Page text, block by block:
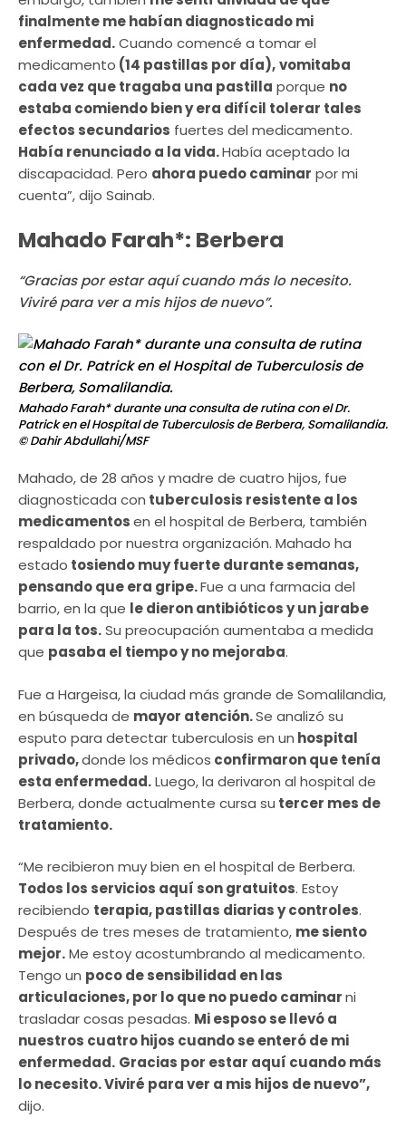
finalmente me habían diagnosticado mi
enfermedad.Cuando comencé a tomar el
medicamento (14 pastillas por día),vomitaba
cada vez que tragaba una pastilla porque no
estaba comiendo bien y era difícil tolerar tales
efectos secundarios fuertes del medicamento.
Había renunciado a la vida.Había aceptado la
discapacidad. Pero ahora puedo caminar por mi
cuenta”, dijo Sainab.
Mahado Farah*: Berbera
“Gracias por estar aquí cuando más lo necesito.
Viviré para ver a mis hijos de nuevo”.
Mahado Farah* durante una consulta de rutina con el Dr.
Patrick en el Hospital de Tuberculosis de Berbera, Somalilandia.
© Dahir Abdullahi/MSF
Mahado, de 28 años y madre de cuatro hijos, fue
diagnosticada con tuberculosis resistente a los
medicamentosen el hospital de Berbera, también
respaldado por nuestra organización. Mahado ha
estado tosiendo muy fuerte durante semanas,
pensando que era gripe.Fue a una farmacia del
barrio, en la que le dieron antibióticos y un jarabe
para la tos.Su preocupación aumentaba a medida
que pasaba el tiempo y no mejoraba.
Fue a Hargeisa, la ciudad más grande de Somalilandia,
en búsqueda de mayor atención.Se analizó su
esputo para detectar tuberculosis en un hospital
privado,donde los médicos confirmaron que tenía
esta enfermedad.Luego, la derivaron al hospital de
Berbera, donde actualmente cursa su tercer mes de
tratamiento.
“Me recibieron muy bien en el hospital de Berbera.
Todos los servicios aquí son gratuitos. Estoy
recibiendo terapia, pastillas diarias y controles.
Después de tres meses de tratamiento, me siento
mejor.Me estoy acostumbrando al medicamento.
Tengo un poco de sensibilidad en las
articulaciones, por lo que no puedo caminarni
trasladar cosas pesadas. Mi esposo se llevó a
nuestros cuatro hijos cuando se enteró de mi
enfermedad. Gracias por estar aquí cuando más
lo necesito. Viviré para ver a mis hijos de nuevo”,
dijo.